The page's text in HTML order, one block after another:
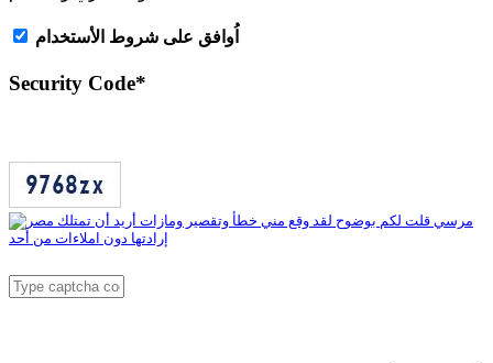
اُوافق على شروط الأستخدام
Security Code*